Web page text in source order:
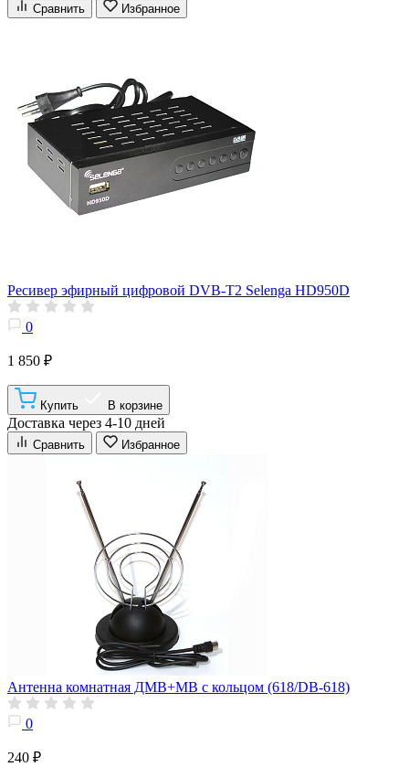
Сравнить Избранное
Ресивер эфирный цифровой DVB-T2 Selenga HD950D
0
1 850 ₽
Купить В корзине
Доставка через 4-10 дней
Сравнить Избранное
Антенна комнатная ДМВ+МВ с кольцом (618/DB-618)
0
240 ₽